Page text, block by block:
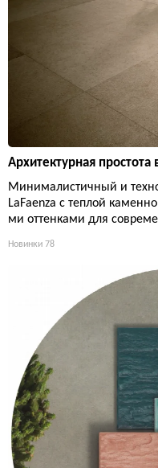
Архитектурная
Минималистичный и
LaFaenza с теплой
ми оттенками для
Новинки 78